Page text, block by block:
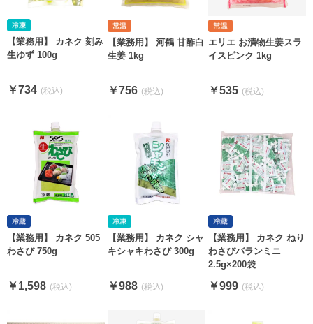
【業務用】 カネク 刻み
生ゆず 100g
￥734
【業務用】 河鶴 甘酢白
生姜 1kg
￥756
エリエ お漬物生姜スラ
イスピンク 1kg
￥535
【業務用】 カネク 505
わさび 750g
￥1,598
【業務用】 カネク シャ
キシャキわさび 300g
￥988
【業務用】 カネク ねり
わさびバランミニ
2.5g×200袋
￥999